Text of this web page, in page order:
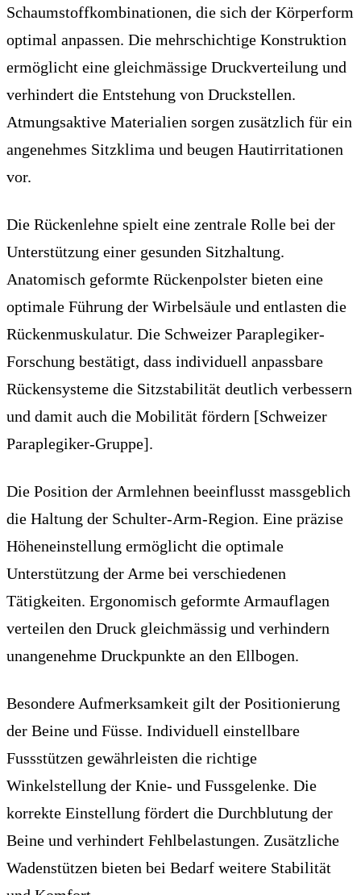
Schaumstoffkombinationen, die sich der Körperform
optimal anpassen. Die mehrschichtige Konstruktion
ermöglicht eine gleichmässige Druckverteilung und
verhindert die Entstehung von Druckstellen.
Atmungsaktive Materialien sorgen zusätzlich für ein
angenehmes Sitzklima und beugen Hautirritationen
vor.
Die Rückenlehne spielt eine zentrale Rolle bei der
Unterstützung einer gesunden Sitzhaltung.
Anatomisch geformte Rückenpolster bieten eine
optimale Führung der Wirbelsäule und entlasten die
Rückenmuskulatur. Die Schweizer Paraplegiker-
Forschung bestätigt, dass individuell anpassbare
Rückensysteme die Sitzstabilität deutlich verbessern
und damit auch die Mobilität fördern [Schweizer
Paraplegiker-Gruppe].
Die Position der Armlehnen beeinflusst massgeblich
die Haltung der Schulter-Arm-Region. Eine präzise
Höheneinstellung ermöglicht die optimale
Unterstützung der Arme bei verschiedenen
Tätigkeiten. Ergonomisch geformte Armauflagen
verteilen den Druck gleichmässig und verhindern
unangenehme Druckpunkte an den Ellbogen.
Besondere Aufmerksamkeit gilt der Positionierung
der Beine und Füsse. Individuell einstellbare
Fussstützen gewährleisten die richtige
Winkelstellung der Knie- und Fussgelenke. Die
korrekte Einstellung fördert die Durchblutung der
Beine und verhindert Fehlbelastungen. Zusätzliche
Wadenstützen bieten bei Bedarf weitere Stabilität